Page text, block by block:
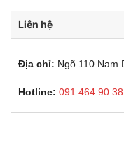
Liên hệ
Địa chỉ: Ngõ 110 Nam
Hotline: 091.464.90.38